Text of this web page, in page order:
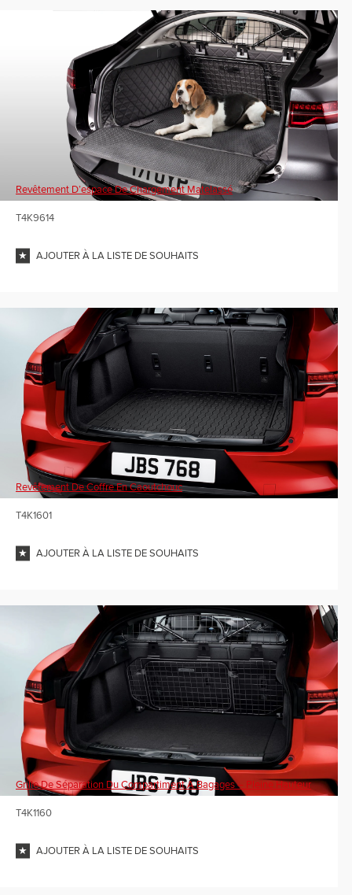
Revêtement D’espace De Chargement Matelassé
T4K9614
AJOUTER À LA LISTE DE SOUHAITS
Revêtement De Coffre En Caoutchouc
T4K1601
AJOUTER À LA LISTE DE SOUHAITS
Grille De Séparation Du Compartiment À Bagages – Pleine Hauteur
T4K1160
AJOUTER À LA LISTE DE SOUHAITS